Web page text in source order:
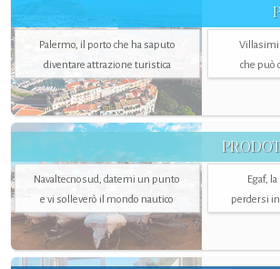
Palermo, il porto che ha saputo
diventare attrazione turistica
che può
Navaltecnosud, datemi un punto
e vi solleverò il mondo nautico
Egaf,
perdersi